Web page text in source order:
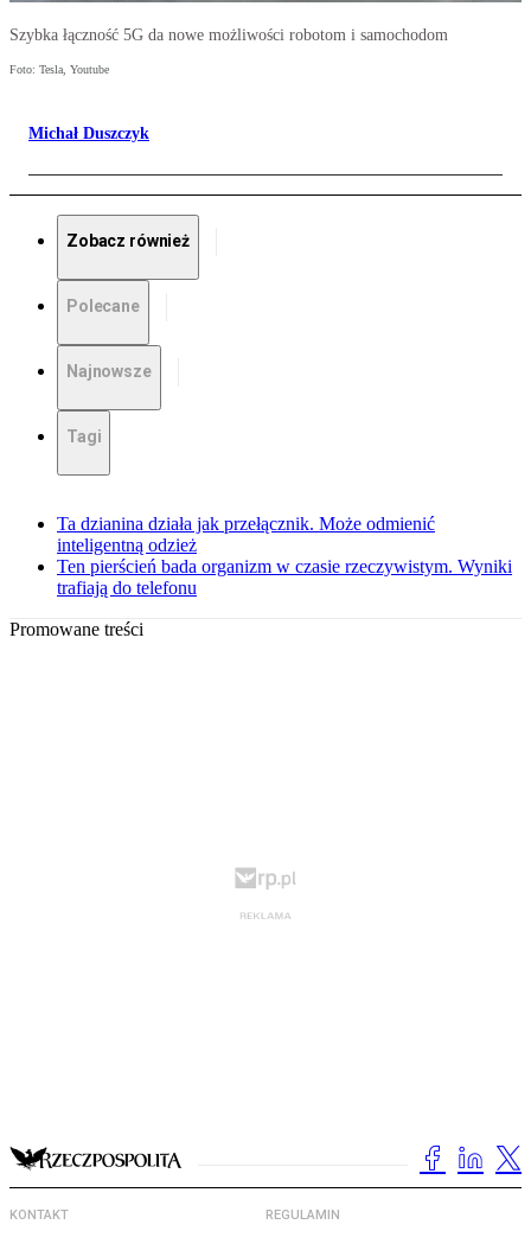
Szybka łączność 5G da nowe możliwości robotom i samochodom
Foto: Tesla, Youtube
Michał Duszczyk
Zobacz również
Polecane
Najnowsze
Tagi
Ta dzianina działa jak przełącznik. Może odmienić
inteligentną odzież
Ten pierścień bada organizm w czasie rzeczywistym. Wyniki
trafiają do telefonu
Promowane treści
KONTAKT REGULAMIN